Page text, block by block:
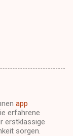
app
erfahrene
erstklassige
sorgen.